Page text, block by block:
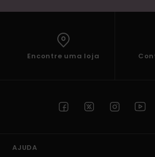
Encontre uma loja
AJUDA